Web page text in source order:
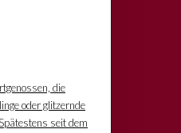
die
oder glitzernde
seit dem